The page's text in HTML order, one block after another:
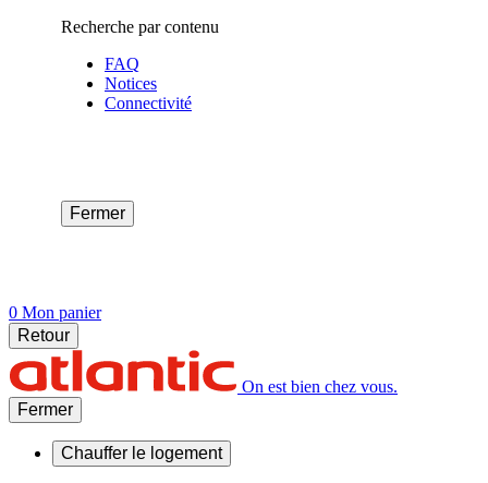
Recherche par contenu
FAQ
Notices
Connectivité
Fermer
0 Mon panier
Retour
On est bien chez vous.
Fermer
Chauffer le logement